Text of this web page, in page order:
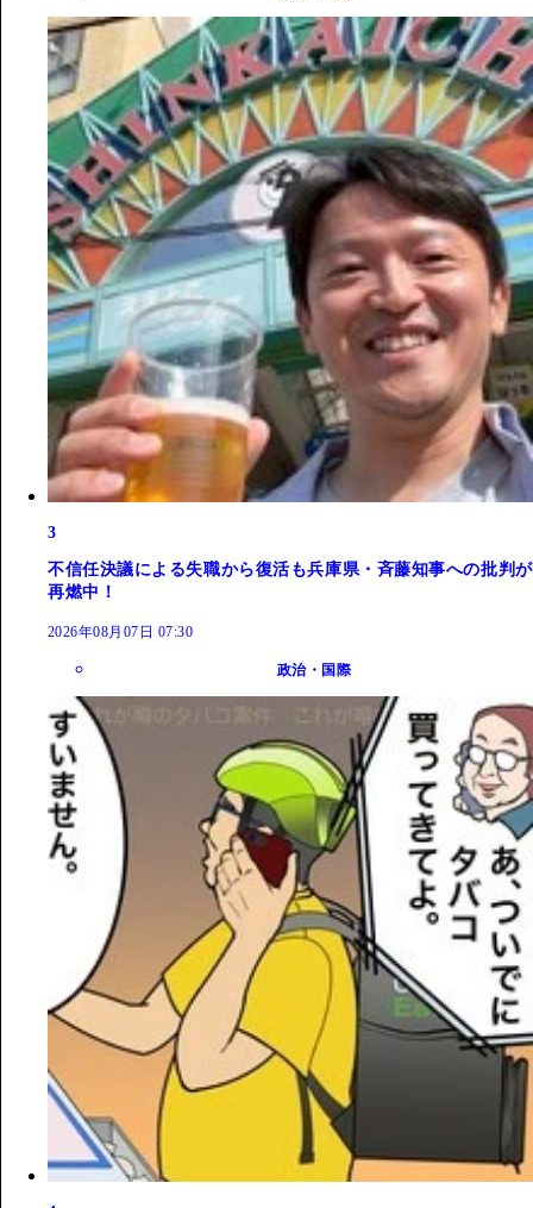
3
不信任決議による失職から復活も兵庫県・斉藤知事への批判が
再燃中！
2026年08月07日 07:30
政治・国際